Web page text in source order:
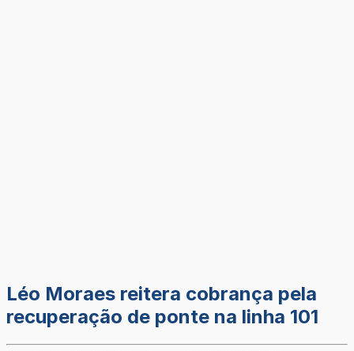
Léo Moraes reitera cobrança pela
recuperação de ponte na linha 101